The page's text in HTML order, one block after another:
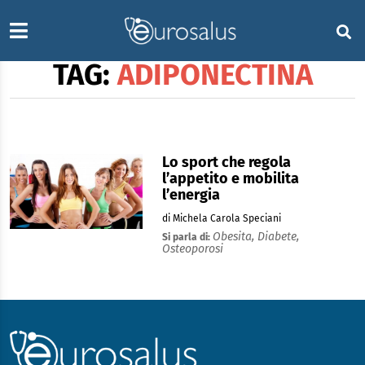
TAG: ADIPONECTINA
Lo sport che regola
l’appetito e mobilita
l’energia
di Michela Carola Speciani
Si parla di: Obesita, Diabete,
Osteoporosi